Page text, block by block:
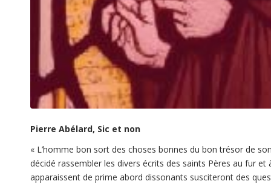
Pierre Abélard, Sic et non
« L’homme bon sort des choses bonnes du bon trésor de
décidé rassembler les divers écrits des saints Pères au fur
apparaissent de prime abord dissonants susciteront des